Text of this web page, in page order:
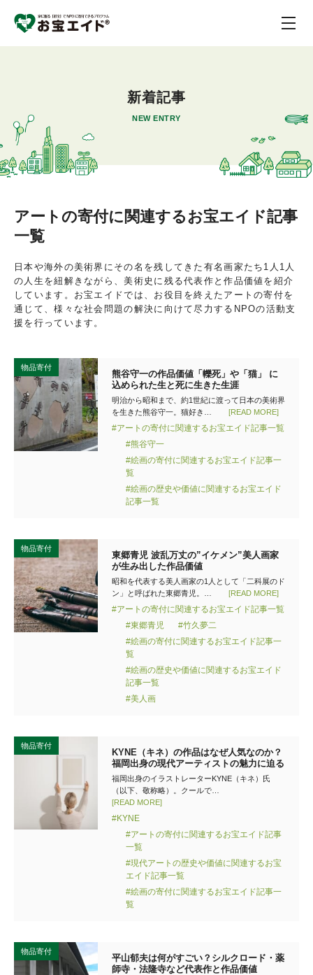
新着記事
NEW ENTRY
アートの寄付に関連するお宝エイド記事
一覧
日本や海外の美術界にその名を残してきた有名画家たち1人1人
の人生を紐解きながら、美術史に残る代表作と作品価値を紹介
しています。お宝エイドでは、お役目を終えたアートの寄付を
通じて、様々な社会問題の解決に向けて尽力するNPOの活動支
援を行っています。
物品寄付
熊谷守一の作品価値「轢死」や「猫」 に
込められた生と死に生きた生涯
明治から昭和まで、約1世紀に渡って日本の美術界
を生きた熊谷守一。猫好き…
[READ MORE]
#アートの寄付に関連するお宝エイド記事一覧
#熊谷守一
#絵画の寄付に関連するお宝エイド記事一
覧
#絵画の歴史や価値に関連するお宝エイド
記事一覧
物品寄付
東郷青児 波乱万丈の”イケメン”美人画家
が生み出した作品価値
昭和を代表する美人画家の1人として「二科展のド
ン」と呼ばれた東郷青児。…
[READ MORE]
#アートの寄付に関連するお宝エイド記事一覧
#東郷青児
#竹久夢二
#絵画の寄付に関連するお宝エイド記事一
覧
#絵画の歴史や価値に関連するお宝エイド
記事一覧
#美人画
物品寄付
KYNE（キネ）の作品はなぜ人気なのか？
福岡出身の現代アーティストの魅力に迫る
福岡出身のイラストレーターKYNE（キネ）氏
（以下、敬称略）。クールで…
[READ MORE]
#KYNE
#アートの寄付に関連するお宝エイド記事
一覧
#現代アートの歴史や価値に関連するお宝
エイド記事一覧
#絵画の寄付に関連するお宝エイド記事一
覧
物品寄付
平山郁夫は何がすごい？シルクロード・薬
師寺・法隆寺など代表作と作品価値